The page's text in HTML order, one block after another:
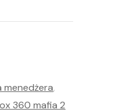
menedżera,
360 mafia 2